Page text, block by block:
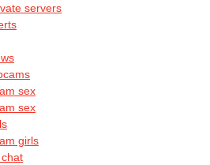
servers
sex
sex
girls